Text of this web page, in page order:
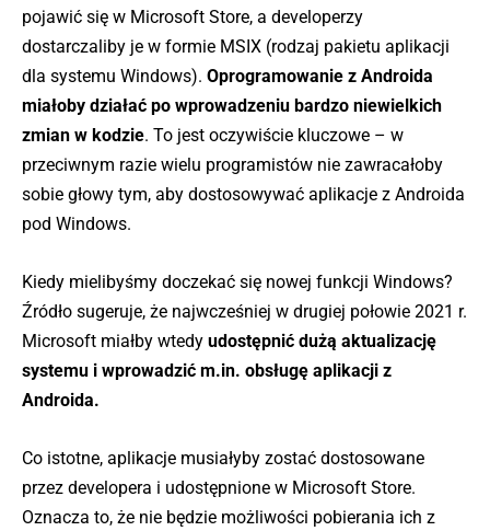
pojawić się w Microsoft Store, a developerzy
dostarczaliby je w formie MSIX (rodzaj pakietu aplikacji
dla systemu Windows). Oprogramowanie z Androida
miałoby działać po wprowadzeniu bardzo niewielkich
zmian w kodzie. To jest oczywiście kluczowe – w
przeciwnym razie wielu programistów nie zawracałoby
sobie głowy tym, aby dostosowywać aplikacje z Androida
pod Windows.
Kiedy mielibyśmy doczekać się nowej funkcji Windows?
Źródło sugeruje, że najwcześniej w drugiej połowie 2021 r.
Microsoft miałby wtedy udostępnić dużą aktualizację
systemu i wprowadzić m.in. obsługę aplikacji z
Androida.
Co istotne, aplikacje musiałyby zostać dostosowane
przez developera i udostępnione w Microsoft Store.
Oznacza to, że nie będzie możliwości pobierania ich z